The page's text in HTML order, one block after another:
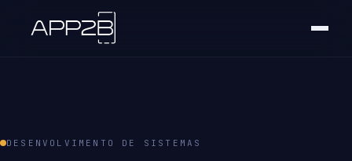
DESENVOLVIMENTO DE SISTEMAS